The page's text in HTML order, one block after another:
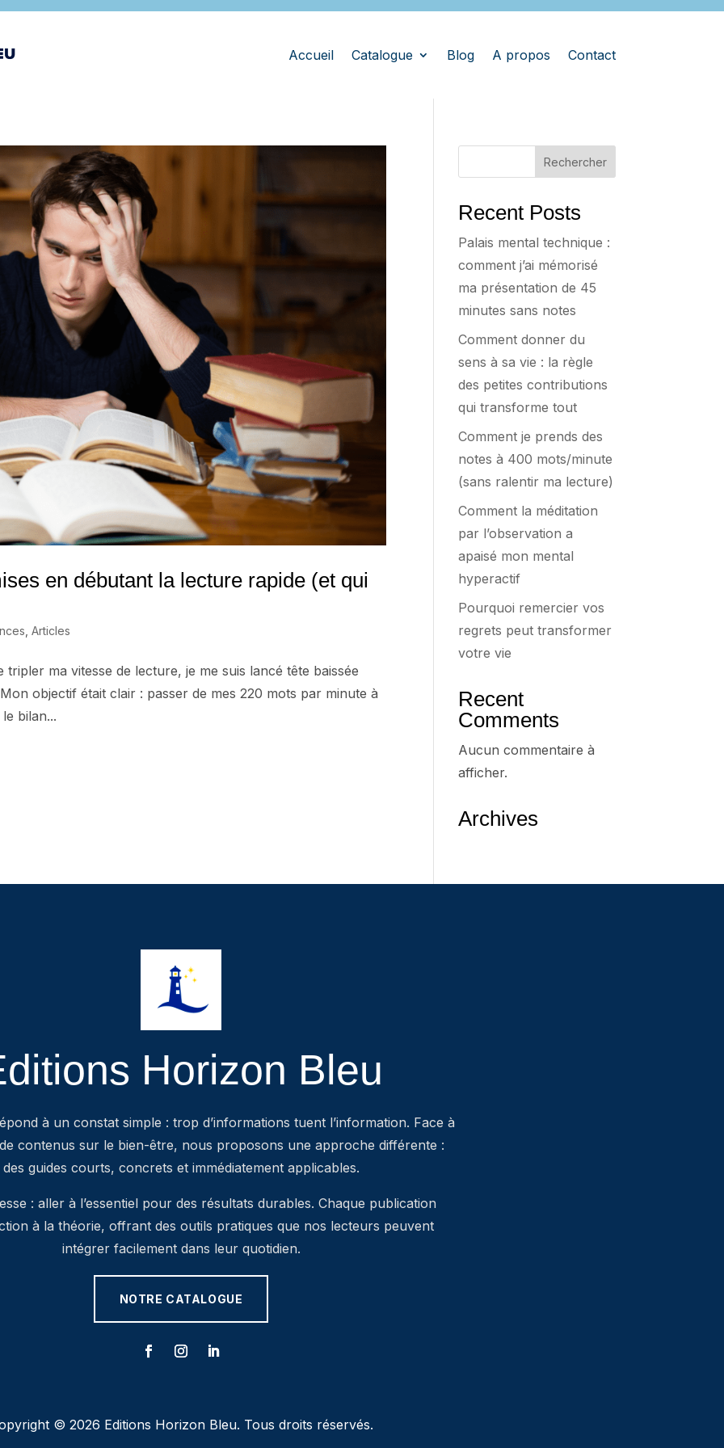
Accueil Catalogue Blog A propos Contact
en débutant la lecture rapide (et qui
,Articles
ma vitesse de lecture, je me suis lancé tête baissée
objectif était clair : passer de mes 220 mots par minute à
bilan...
Rechercher
Recent Posts
Palais mental technique :
comment j’ai mémorisé
ma présentation de 45
minutes sans notes
Comment donner du
sens à sa vie : la règle
des petites contributions
qui transforme tout
Comment je prends des
notes à 400 mots/minute
(sans ralentir ma lecture)
Comment la méditation
par l’observation a
apaisé mon mental
hyperactif
Pourquoi remercier vos
regrets peut transformer
votre vie
Recent
Comments
Aucun commentaire à
afficher.
Archives
Horizon Bleu
à un constat simple : trop d’informations tuent l’information. Face à
contenus sur le bien-être, nous proposons une approche différente :
des guides courts, concrets et immédiatement applicables.
: aller à l’essentiel pour des résultats durables. Chaque publication
à la théorie, offrant des outils pratiques que nos lecteurs peuvent
intégrer facilement dans leur quotidien.
NOTRE CATALOGUE
© 2026 Editions Horizon Bleu. Tous droits réservés.